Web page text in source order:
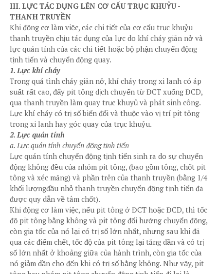
III. LỰC TÁC DỤNG LÊN CƠ CẤU TRỤC KHUỶU -
THANH TRUYỀN
Khi động cơ làm việc, các chi tiết của cơ cấu trục khuỷu
thanh truyền chịu tác dụng của lực do khí cháy giãn nở và
lực quán tính của các chi tiết hoặc bộ phận chuyển động
tịnh tiến và chuyển động quay.
1. Lực khí cháy
Trong quá tình cháy giãn nở, khí cháy trong xi lanh có áp
suất rất cao, đẩy pit tông dịch chuyển từ ĐCT xuống ĐCD,
qua thanh truyền làm quay trục khuyủ và phát sinh công.
Lực khí cháy có trị số biến đổi và thuộc vào vị trí pit tông
trong xi lanh hay góc quay của trục khuỷu.
2. Lực quán tính
a. Lực quán tính chuyển động tịnh tiến
Lực quán tính chuyển động tịnh tiến sinh ra do sự chuyển
động không đều của nhóm pit tông, (bao gồm tông, chốt pit
tông và xéc măng) và phần trên của thanh truyền (bằng 1/4
khối lượngđầu nhỏ thanh truyền chuyển động tịnh tiến đã
được quy dẫn về tâm chốt).
Khi động cơ làm việc, nếu pit tông ở ĐCT hoặc ĐCD, thì tốc
độ pit tông bằng không và pit tông đổi hướng chuyển động,
còn gia tốc của nó lại có trị số lớn nhất, nhưng sau khi đã
qua các điểm chết, tốc độ của pit tông lại tăng dần và có trị
số lớn nhất ở khoảng giữa của hành trình, còn gia tốc của
nó giảm dần cho đến khi có trị số bằng không. Như vậy, pit